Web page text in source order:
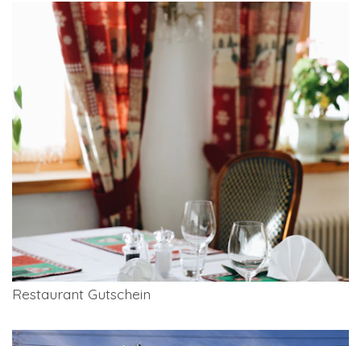
Restaurant Gutschein